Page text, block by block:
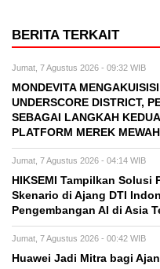
BERITA TERKAIT
Jumat, 7 Agustus 2026 - 09:32 WIB
MONDEVITA
UNDERSCORE DISTRICT,
SEBAGAI LANGKAH
PLATFORM MEREK
Jumat, 7 Agustus 2026 - 04:14 WIB
HIKSEMI Tampilkan
Skenario di Ajang DTI
Pengembangan AI di Asia
Jumat, 7 Agustus 2026 - 00:42 WIB
Huawei Jadi Mitra bagi